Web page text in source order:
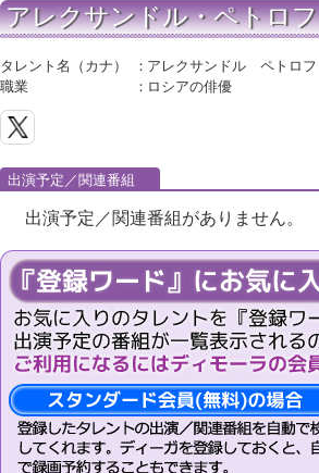
アレクサンドル・ペトロフ
タレント名（カナ） ： アレクサンドル ペトロフ
職業
： ロシアの俳優
出演予定／関連番組
出演予定／関連番組がありません。